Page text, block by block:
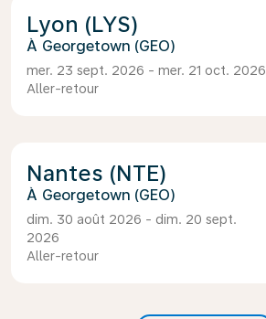
Lyon (LYS)
Georgetown (GEO)
mer. 23 sept. 2026 - mer. 21 oct. 2026
Aller-retour
Nantes (NTE)
Georgetown (GEO)
dim. 30 août 2026 - dim. 20 sept.
2026
Aller-retour